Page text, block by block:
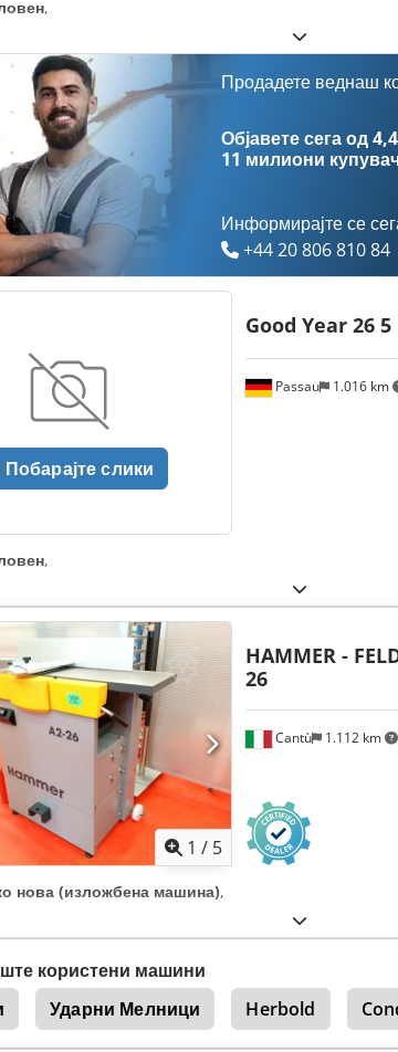
,
Продадете веднаш
Објавете сега од
11 милиони
Информирајте се
+44 20 806 810 84
Побарајте слики
Passau 1.016 km
Good Year 26 5
,
1 / 5
Cantù 1.112 km
HAMMER -
26
нова (изложбена машина),
користени машини
Ударни Мелници Herbold